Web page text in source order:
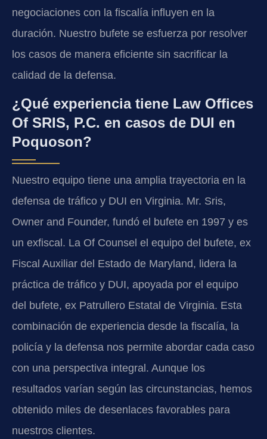
negociaciones con la fiscalía influyen en la
duración. Nuestro bufete se esfuerza por resolver
los casos de manera eficiente sin sacrificar la
calidad de la defensa.
¿Qué experiencia tiene Law Offices
Of SRIS, P.C. en casos de DUI en
Poquoson?
Nuestro equipo tiene una amplia trayectoria en la
defensa de tráfico y DUI en Virginia. Mr. Sris,
Owner and Founder, fundó el bufete en 1997 y es
un exfiscal. La Of Counsel el equipo del bufete, ex
Fiscal Auxiliar del Estado de Maryland, lidera la
práctica de tráfico y DUI, apoyada por el equipo
del bufete, ex Patrullero Estatal de Virginia. Esta
combinación de experiencia desde la fiscalía, la
policía y la defensa nos permite abordar cada caso
con una perspectiva integral. Aunque los
resultados varían según las circunstancias, hemos
obtenido miles de desenlaces favorables para
nuestros clientes.